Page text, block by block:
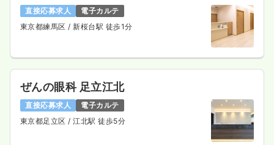
直接応募求人
電子カルテ
東京都練馬区/ 新桜台駅 徒歩1分
ぜんの眼科 足立江北
直接応募求人
電子カルテ
東京都足立区/ 江北駅 徒歩5分